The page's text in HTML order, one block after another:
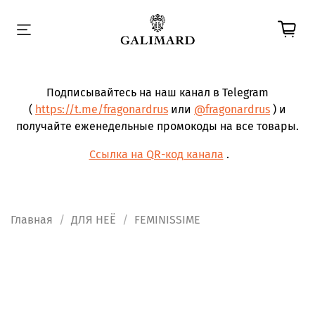
Подписывайтесь на наш канал в Telegram
( https://t.me/fragonardrus или @fragonardrus ) и
получайте еженедельные промокоды на все товары.
Ссылка на QR-код канала .
Главная ДЛЯ НЕЁ FEMINISSIME